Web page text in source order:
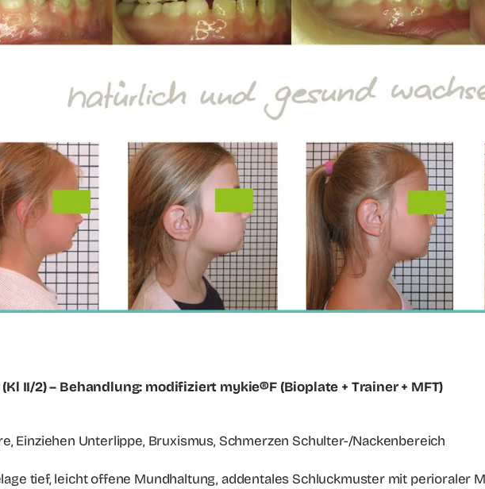
II/2) – Behandlung: modifiziert mykie®F (Bioplate + Trainer + MFT)
Einziehen Unterlippe, Bruxismus, Schmerzen Schulter-/Nackenbereich
tief, leicht offene Mundhaltung, addentales Schluckmuster mit perioraler